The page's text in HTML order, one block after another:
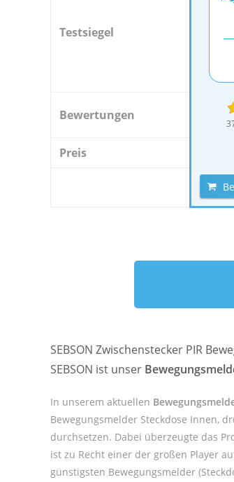
Testsiegel
Bewertungen
Preis
SEBSON Zwischenstecker PIR
SEBSON ist unser
In unserem aktuellen
Bewegungsmelder Steckdose Innen,
durchsetzen. Dabei überzeugte das
ist zu Recht einer der großen Player
günstigsten Bewegungsmelder